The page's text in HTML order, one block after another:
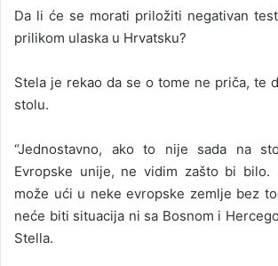
Da li će se morati priložiti negativan
prilikom ulaska u Hrvatsku?
Stela je rekao da se o tome ne priča, te
stolu.
“Jednostavno, ako to nije sada na
Evropske unije, ne vidim zašto bi bilo.
može ući u neke evropske zemlje bez
neće biti situacija ni sa Bosnom i
Stella.